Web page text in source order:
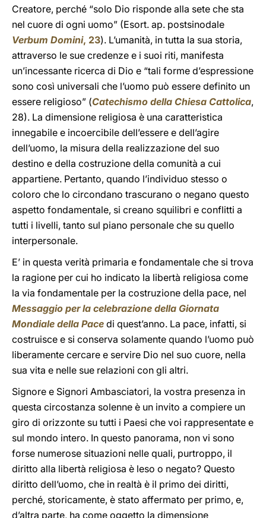
Creatore, perché “solo Dio risponde alla sete che sta
nel cuore di ogni uomo” (Esort. ap. postsinodale
Verbum Domini, 23). L’umanità, in tutta la sua storia,
attraverso le sue credenze e i suoi riti, manifesta
un’incessante ricerca di Dio e “tali forme d’espressione
sono così universali che l’uomo può essere definito un
essere religioso” (Catechismo della Chiesa Cattolica,
28). La dimensione religiosa è una caratteristica
innegabile e incoercibile dell’essere e dell’agire
dell’uomo, la misura della realizzazione del suo
destino e della costruzione della comunità a cui
appartiene. Pertanto, quando l’individuo stesso o
coloro che lo circondano trascurano o negano questo
aspetto fondamentale, si creano squilibri e conflitti a
tutti i livelli, tanto sul piano personale che su quello
interpersonale.
E’ in questa verità primaria e fondamentale che si trova
la ragione per cui ho indicato la libertà religiosa come
la via fondamentale per la costruzione della pace, nel
Messaggio per la celebrazione della Giornata
Mondiale della Pace di quest’anno. La pace, infatti, si
costruisce e si conserva solamente quando l’uomo può
liberamente cercare e servire Dio nel suo cuore, nella
sua vita e nelle sue relazioni con gli altri.
Signore e Signori Ambasciatori, la vostra presenza in
questa circostanza solenne è un invito a compiere un
giro di orizzonte su tutti i Paesi che voi rappresentate e
sul mondo intero. In questo panorama, non vi sono
forse numerose situazioni nelle quali, purtroppo, il
diritto alla libertà religiosa è leso o negato? Questo
diritto dell’uomo, che in realtà è il primo dei diritti,
perché, storicamente, è stato affermato per primo, e,
d’altra parte, ha come oggetto la dimensione